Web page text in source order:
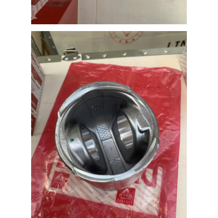
Peças de motor CUMMINS
Partes de motores John Deere
DOOSAN Partes de motores
CE VOLVO Partes do motor
Peças de motor Isuzu
Peças de motor de Hino
Partes de motores YANMAR
peças de motor do weichai
Peças de motor Perkins